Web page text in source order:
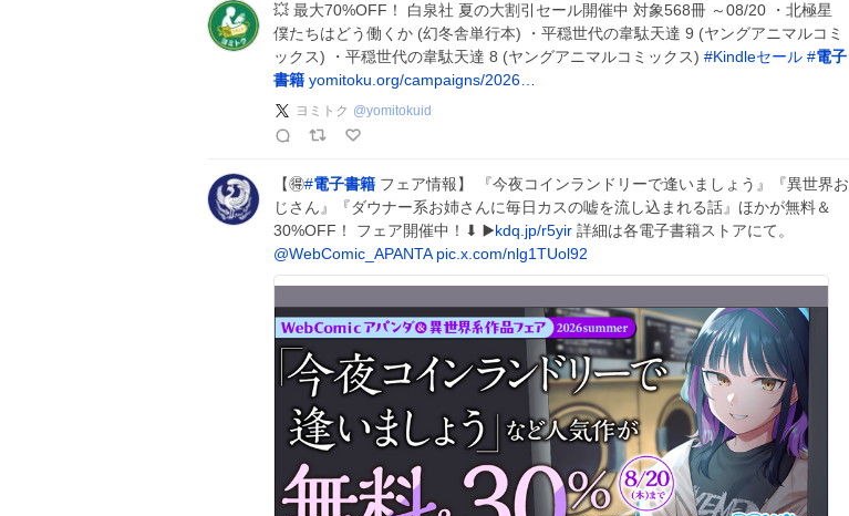
💥 最大70%OFF！ 白泉社 夏の大割引セール開催中 対象568冊 ～08/20 ・北極星
僕たちはどう働くか (幻冬舎単行本) ・平穏世代の韋駄天達 9 (ヤングアニマルコミ
ックス) ・平穏世代の韋駄天達 8 (ヤングアニマルコミックス) #Kindleセール #電子
書籍 yomitoku.org/campaigns/2026…
ヨミトク @yomitokuid
【🉐#電子書籍 フェア情報】 『今夜コインランドリーで逢いましょう』『異世界お
じさん』『ダウナー系お姉さんに毎日カスの嘘を流し込まれる話』ほかが無料＆
30%OFF！ フェア開催中！⬇ ▶️kdq.jp/r5yir 詳細は各電子書籍ストアにて。
@WebComic_APANTA pic.x.com/nlg1TUol92